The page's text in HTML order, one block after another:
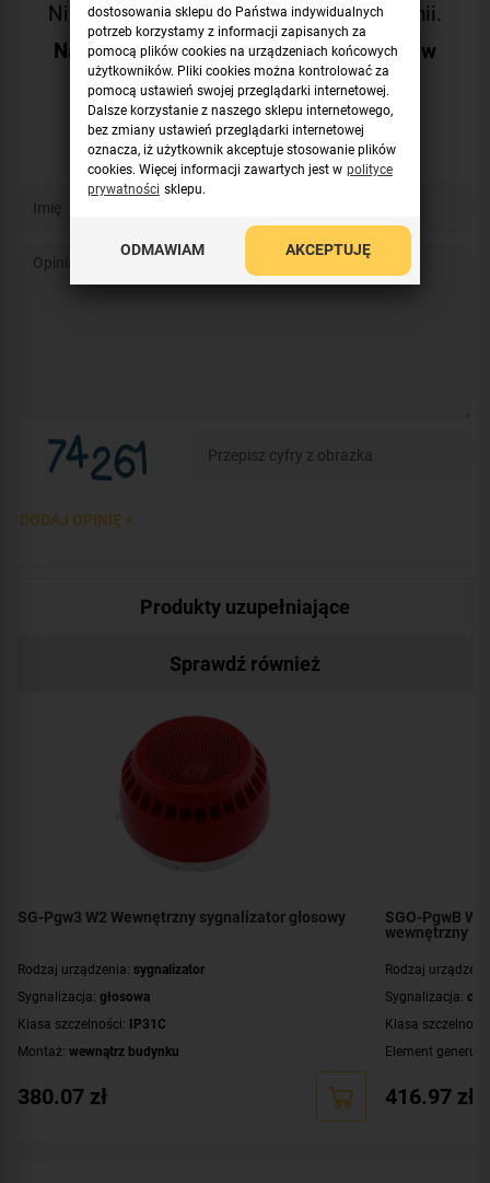
Niestety produkt nie posiada żadnej opinii.
Napisz pierwszą opinię i pomóż innym w
wyborze!
Dodaj opinię
DODAJ OPINIĘ >
Produkty uzupełniające
Sprawdź również
SG-Pgw3 W2 Wewnętrzny sygnalizator głosowy
Rodzaj urządzenia: sygnalizator
Sygnalizacja: głosowa
Klasa szczelności: IP31C
Montaż: wewnątrz budynku
Certyfikat: CNBOP-PIB
380.07 zł
SGO-PgwB
wewnętrzny
Rodzaj
Sygnalizacja:
Klasa
Element
obudowy
416.97 zł
dostosowania sklepu do Państwa indywidualnych
potrzeb korzystamy z informacji zapisanych za
pomocą plików cookies na urządzeniach końcowych
użytkowników. Pliki cookies można kontrolować za
pomocą ustawień swojej przeglądarki internetowej.
Dalsze korzystanie z naszego sklepu internetowego,
bez zmiany ustawień przeglądarki internetowej
oznacza, iż użytkownik akceptuje stosowanie plików
cookies. Więcej informacji zawartych jest w polityce
prywatności sklepu.
ODMAWIAM AKCEPTUJĘ